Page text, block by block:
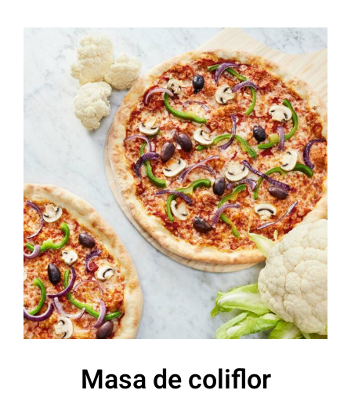
Masa de coliflor